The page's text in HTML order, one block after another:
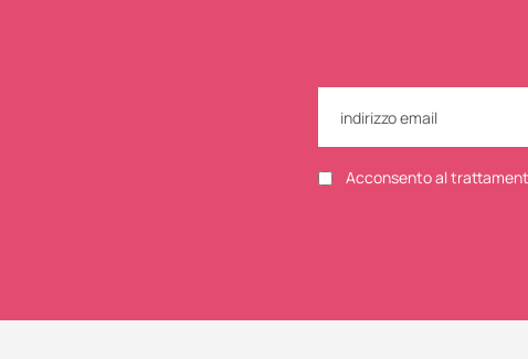
Acconsento al